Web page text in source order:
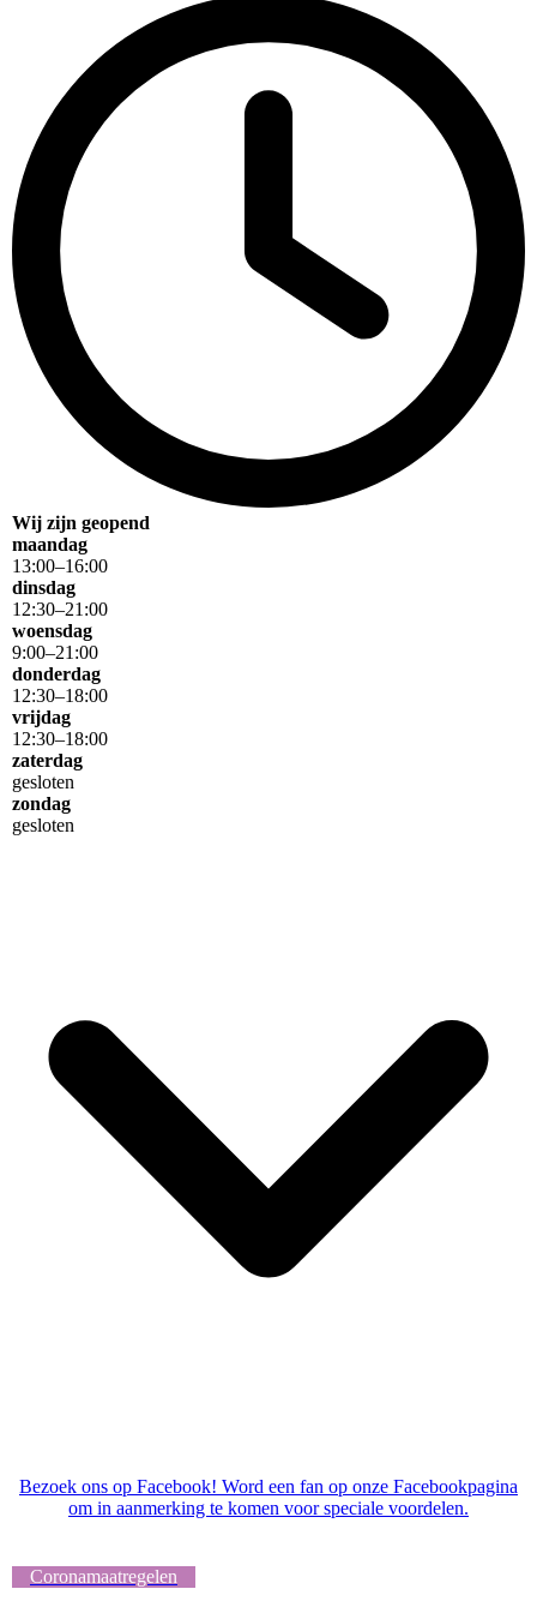
Wij zijn geopend
maandag
13:00–16:00
dinsdag
12:30–21:00
woensdag
9:00–21:00
donderdag
12:30–18:00
vrijdag
12:30–18:00
zaterdag
gesloten
zondag
gesloten
Bezoek ons op Facebook! Word een fan op onze Facebookpagina
om in aanmerking te komen voor speciale voordelen.
Coronamaatregelen